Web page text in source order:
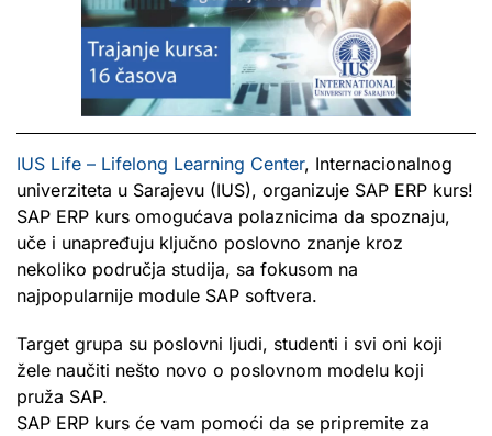
IUS Life – Lifelong Learning Center, Internacionalnog
univerziteta u Sarajevu (IUS), organizuje SAP ERP kurs!
SAP ERP kurs omogućava polaznicima da spoznaju,
uče i unapređuju ključno poslovno znanje kroz
nekoliko područja studija, sa fokusom na
najpopularnije module SAP softvera.
Target grupa su poslovni ljudi, studenti i svi oni koji
žele naučiti nešto novo o poslovnom modelu koji
pruža SAP.
SAP ERP kurs će vam pomoći da se pripremite za